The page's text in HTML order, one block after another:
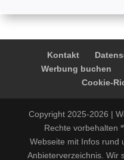
Kontakt
Werbung buchen
Cookie-
Copyright 2025-2026 |
Rechte vorbehalten
Webseite mit Infos rund
Anbieterverzeichnis. Wir